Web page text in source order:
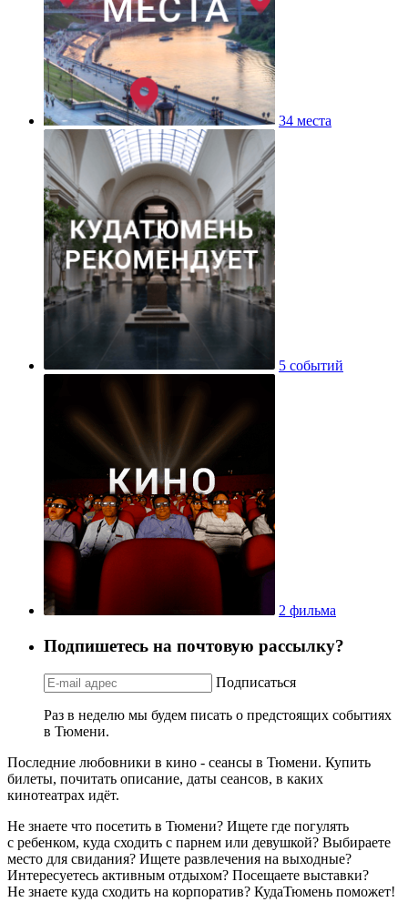
34 места
5 событий
2 фильма
Подпишетесь на почтовую рассылку?
Подписаться
Раз в неделю мы будем писать о предстоящих событиях
в Тюмени.
Последние любовники в кино - сеансы в Тюмени. Купить
билеты, почитать описание, даты сеансов, в каких
кинотеатрах идёт.
Не знаете что посетить в Тюмени? Ищете где погулять
с ребенком, куда сходить с парнем или девушкой? Выбираете
место для свидания? Ищете развлечения на выходные?
Интересуетесь активным отдыхом? Посещаете выставки?
Не знаете куда сходить на корпоратив? КудаТюмень поможет!